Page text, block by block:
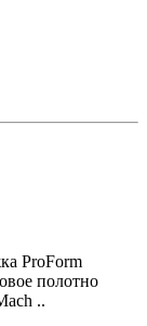
ProForm
полотно
..